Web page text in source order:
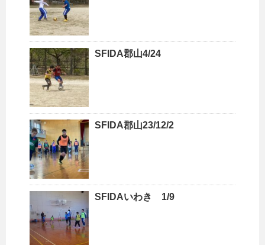
SFIDA郡山4/24
SFIDA郡山23/12/2
SFIDAいわき 1/9